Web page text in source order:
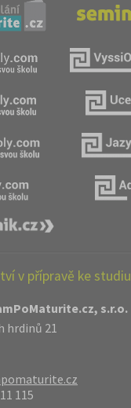
v přípravě ke studiu
s.r.o.
hrdinů 21
115